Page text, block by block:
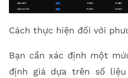
Cách thực hiện đối với
Bạn cần xác định một
định giá dựa trên số liệu